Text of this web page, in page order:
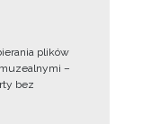
plików
–
bez